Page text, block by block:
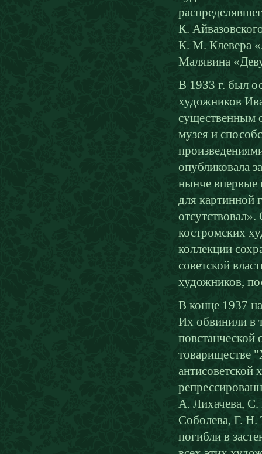
К.
К. М. Клевера
Малявина
В 1933 г. был
художников
существенным
музея и
опубликовала
нынче впервые
для картинной
костромских
коллекции
советской
художников,
В конце 1937
Их обвинили в
товариществе
антисоветской
А. Лихачева,
Соболева, Г. Н.
погибли в